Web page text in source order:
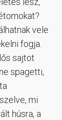
vele
fogja.
sajtot
spagetti,
mi
húsra, a